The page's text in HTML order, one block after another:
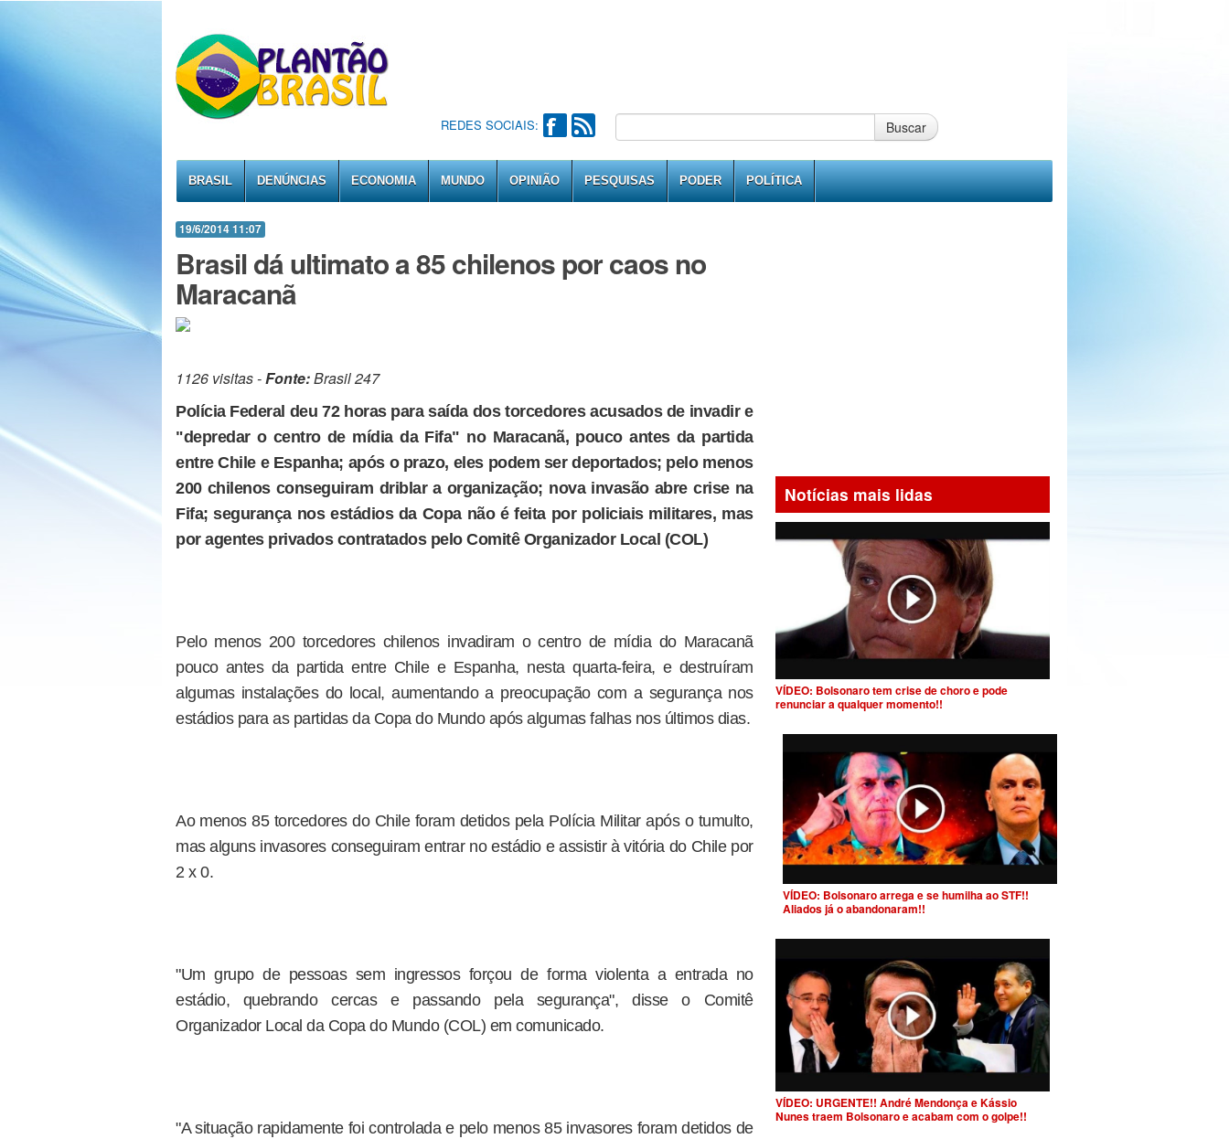
REDES SOCIAIS: Buscar
BRASIL DENÚNCIAS ECONOMIA MUNDO OPINIÃO PESQUISAS PODER POLÍTICA
19/6/2014 11:07
Brasil dá ultimato a 85 chilenos por caos no
Maracanã
1126 visitas -Fonte:Brasil 247
Polícia Federal deu 72 horas para saída dos torcedores acusados de invadir e
"depredar o centro de mídia da Fifa" no Maracanã, pouco antes da partida
entre Chile e Espanha; após o prazo, eles podem ser deportados; pelo menos
200 chilenos conseguiram driblar a organização; nova invasão abre crise na
Fifa; segurança nos estádios da Copa não é feita por policiais militares, mas
por agentes privados contratados pelo Comitê Organizador Local (COL)
Pelo menos 200 torcedores chilenos invadiram o centro de mídia do Maracanã
pouco antes da partida entre Chile e Espanha, nesta quarta-feira, e destruíram
algumas instalações do local, aumentando a preocupação com a segurança nos
estádios para as partidas da Copa do Mundo após algumas falhas nos últimos dias.
Ao menos 85 torcedores do Chile foram detidos pela Polícia Militar após o tumulto,
mas alguns invasores conseguiram entrar no estádio e assistir à vitória do Chile por
2 x 0.
"Um grupo de pessoas sem ingressos forçou de forma violenta a entrada no
estádio, quebrando cercas e passando pela segurança", disse o Comitê
Organizador Local da Copa do Mundo (COL) em comunicado.
"A situação rapidamente foi controlada e pelo menos 85 invasores foram detidos de
Notícias mais lidas
VÍDEO: Bolsonaro tem crise de choro e pode
renunciar a qualquer momento!!
VÍDEO: Bolsonaro arrega e se humilha ao STF!!
Aliados já o abandonaram!!
VÍDEO: URGENTE!! André Mendonça e Kássio
Nunes traem Bolsonaro e acabam com o golpe!!